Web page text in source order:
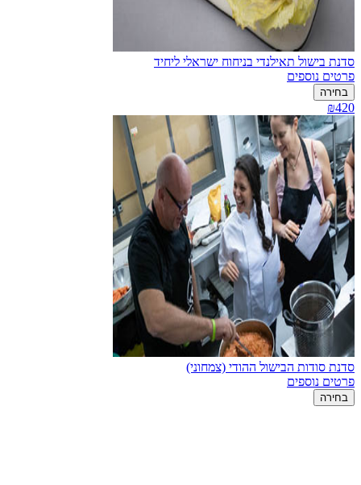
סדנת בישול תאילנדי בניחוח ישראלי ליחיד
פרטים נוספים
בחירה
₪420
סדנת סודות הבישול ההודי (צמחוני)
פרטים נוספים
בחירה